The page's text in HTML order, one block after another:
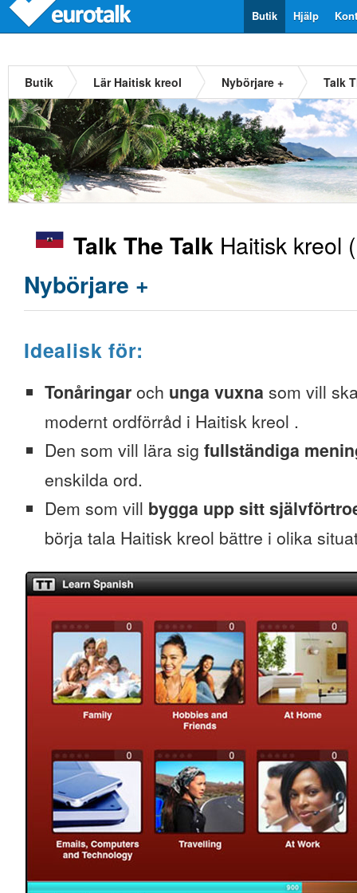
Hjälp
Butik
Butik Lär Haitisk kreol Nybörjare + Talk
Talk The Talk Haitisk kreol
Nybörjare +
Idealisk för:
Tonåringar och unga vuxna som vill
modernt ordförråd i Haitisk kreol .
Den som vill lära sig fullständiga
enskilda ord.
Dem som vill bygga upp sitt
börja tala Haitisk kreol bättre i olika